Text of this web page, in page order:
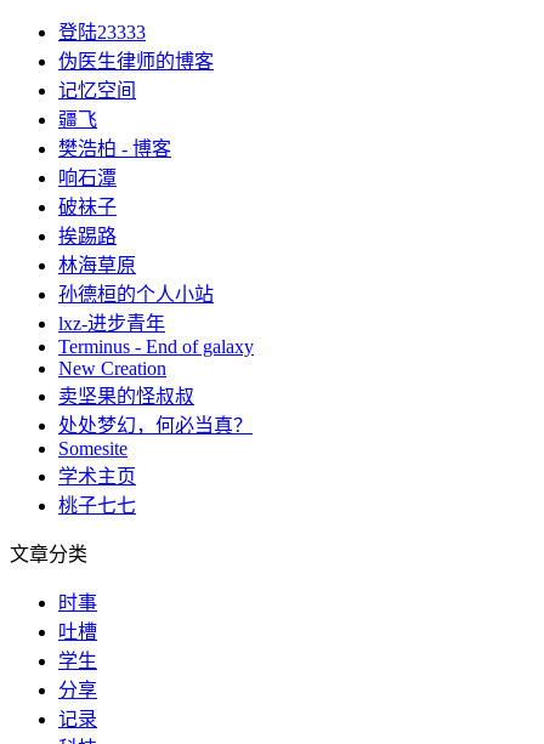
登陆23333
伪医生律师的博客
记忆空间
疆飞
樊浩柏 - 博客
响石潭
破袜子
挨踢路
林海草原
孙德桓的个人小站
lxz-进步青年
Terminus - End of galaxy
New Creation
卖坚果的怪叔叔
处处梦幻，何必当真？
Somesite
学术主页
桃子七七
文章分类
时事
吐槽
学生
分享
记录